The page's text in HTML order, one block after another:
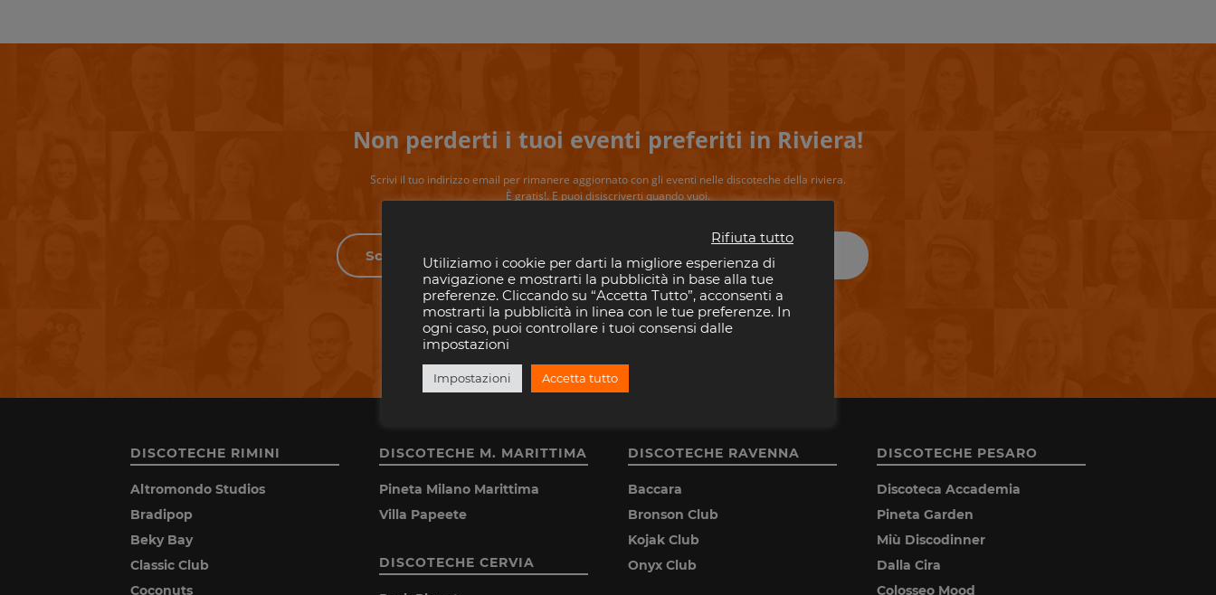
Non perderti i tuoi eventi preferiti in Riviera!
Scrivi il tuo indirizzo email per rimanere aggiornato con gli eventi nelle discoteche della riviera.
È gratis!. E puoi disiscriverti quando vuoi.
ISCRIVITI
Consenti a Riviera Disco di salvare la tua email.
DISCOTECHE RIMINI
Altromondo Studios
Bradipop
Beky Bay
Classic Club
Coconuts
DISCOTECHE M. MARITTIMA
Pineta Milano Marittima
Villa Papeete
DISCOTECHE CERVIA
DISCOTECHE RAVENNA
Baccara
Bronson Club
Kojak Club
Onyx Club
DISCOTECHE PESARO
Discoteca Accademia
Pineta Garden
Miù Discodinner
Dalla Cira
Colosseo Mood
Rifiuta tutto
Utiliziamo i cookie per darti la migliore esperienza di
navigazione e mostrarti la pubblicità in base alla tue
preferenze. Cliccando su “Accetta Tutto”, acconsenti a
mostrarti la pubblicità in linea con le tue preferenze. In
ogni caso, puoi controllare i tuoi consensi dalle
impostazioni
Impostazioni Accetta tutto